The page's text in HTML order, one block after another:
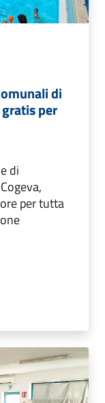
di
per
di
per tutta